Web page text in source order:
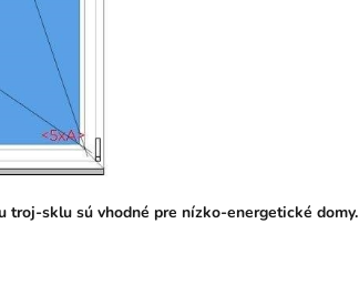
troj-sklu sú vhodné pre nízko-energetické domy.